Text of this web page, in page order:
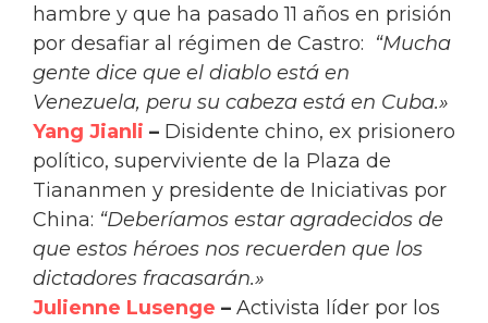
hambre y que ha pasado 11 años en prisión
por desafiar al régimen de Castro: “Mucha
gente dice que el diablo está en
Venezuela, peru su cabeza está en Cuba.»
Yang Jianli – Disidente chino, ex prisionero
político, superviviente de la Plaza de
Tiananmen y presidente de Iniciativas por
China: “Deberíamos estar agradecidos de
que estos héroes nos recuerden que los
dictadores fracasarán.»
Julienne Lusenge – Activista líder por los